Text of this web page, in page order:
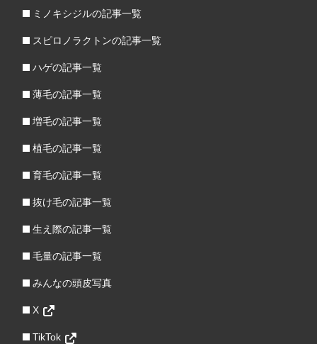
ミノキシジルの記事一覧
スピロノラクトンの記事一覧
ハゲの記事一覧
薄毛の記事一覧
増毛の記事一覧
植毛の記事一覧
育毛の記事一覧
抜け毛の記事一覧
生え際の記事一覧
毛量の記事一覧
みんなの頭皮写真
X
TikTok